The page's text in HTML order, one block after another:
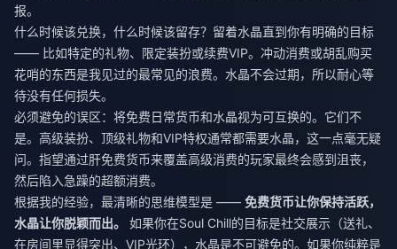
报。
什么时候该兑换，什么时候该留存？留着水晶直到你有明确的目标
—— 比如特定的礼物、限定装扮或续费VIP。冲动消费或胡乱购买
花哨的东西是我见过的最常见的浪费。水晶不会过期，所以耐心等
待没有任何损失。
必须避免的误区：将免费日常货币和水晶视为可互换的。它们不
是。高级装扮、顶级礼物和VIP特权通常都需要水晶，这一点毫无疑
问。指望通过肝免费货币来覆盖高级消费的玩家最终会感到沮丧，
然后陷入急躁的超额消费。
根据我的经验，最清晰的思维模型是 —— 免费货币让你保持活跃，
水晶让你脱颖而出。
如果你在Soul Chill的目标是社交展示（送礼、
在房间里显得突出、VIP光环），水晶是不可避免的。如果你纯粹是